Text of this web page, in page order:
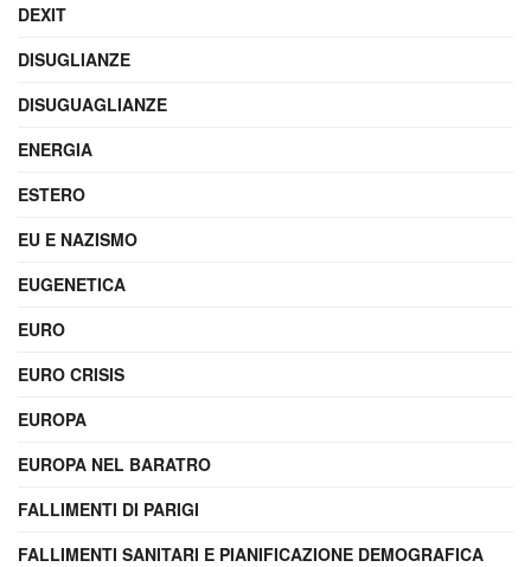
DEXIT
DISUGLIANZE
DISUGUAGLIANZE
ENERGIA
ESTERO
EU E NAZISMO
EUGENETICA
EURO
EURO CRISIS
EUROPA
EUROPA NEL BARATRO
FALLIMENTI DI PARIGI
FALLIMENTI SANITARI E PIANIFICAZIONE DEMOGRAFICA